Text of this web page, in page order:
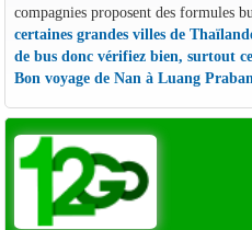
compagnies proposent des formules
certaines grandes villes de
de bus donc vérifiez bien, surtout
Bon voyage de Nan à Luang